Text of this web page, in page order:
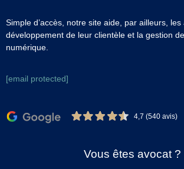
Simple d’accès, notre site aide, par ailleurs,
développement de leur clientèle et la gestion
numérique.
[email protected]
4,7 (540 avis)
Vous êtes avocat ?